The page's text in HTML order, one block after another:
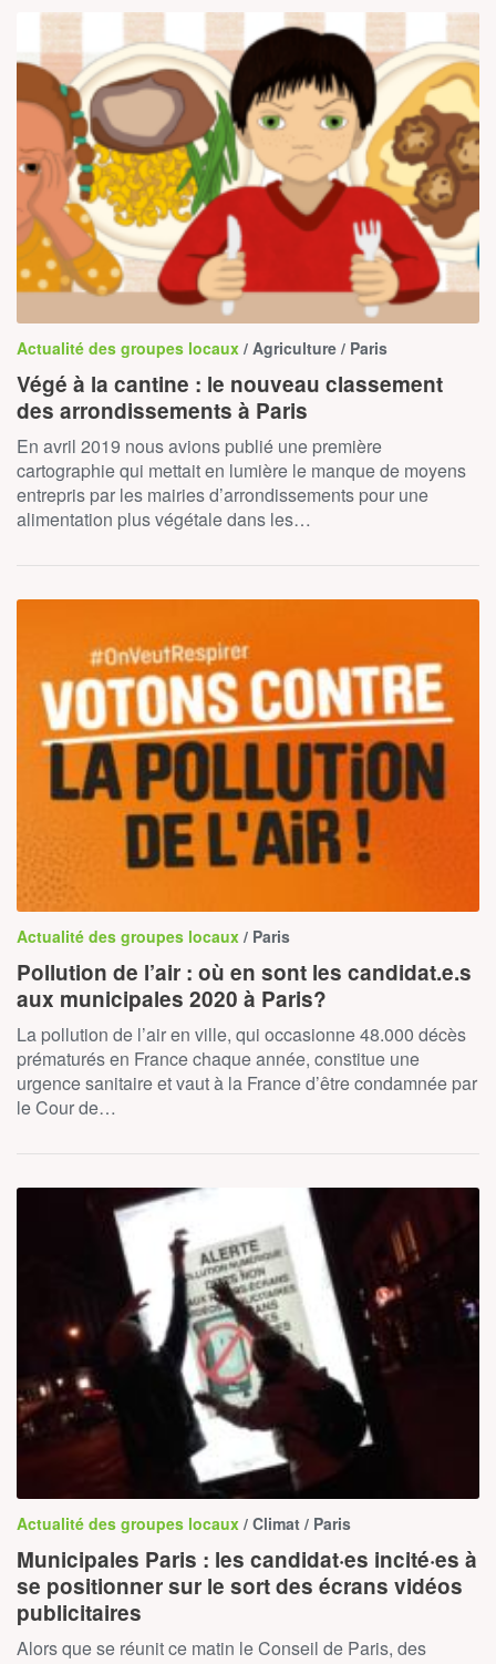
Actualité des groupes locaux / Agriculture / Paris
Végé à la cantine : le nouveau classement
des arrondissements à Paris
En avril 2019 nous avions publié une première
cartographie qui mettait en lumière le manque de moyens
entrepris par les mairies d’arrondissements pour une
alimentation plus végétale dans les…
Actualité des groupes locaux / Paris
Pollution de l’air : où en sont les candidat.e.s
aux municipales 2020 à Paris?
La pollution de l’air en ville, qui occasionne 48.000 décès
prématurés en France chaque année, constitue une
urgence sanitaire et vaut à la France d’être condamnée par
le Cour de…
Actualité des groupes locaux / Climat / Paris
Municipales Paris : les candidat·es incité·es à
se positionner sur le sort des écrans vidéos
publicitaires
Alors que se réunit ce matin le Conseil de Paris, des